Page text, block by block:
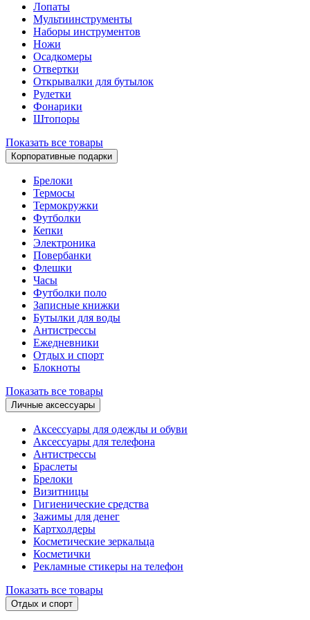
Лопаты
Мультиинструменты
Наборы инструментов
Ножи
Осадкомеры
Отвертки
Открывалки для бутылок
Рулетки
Фонарики
Штопоры
Показать все товары
Корпоративные подарки
Брелоки
Термосы
Термокружки
Футболки
Кепки
Электроника
Повербанки
Флешки
Часы
Футболки поло
Записные книжки
Бутылки для воды
Антистрессы
Ежедневники
Отдых и спорт
Блокноты
Показать все товары
Личные аксессуары
Аксессуары для одежды и обуви
Аксессуары для телефона
Антистрессы
Браслеты
Брелоки
Визитницы
Гигиенические средства
Зажимы для денег
Картхолдеры
Косметические зеркальца
Косметички
Рекламные стикеры на телефон
Показать все товары
Отдых и спорт